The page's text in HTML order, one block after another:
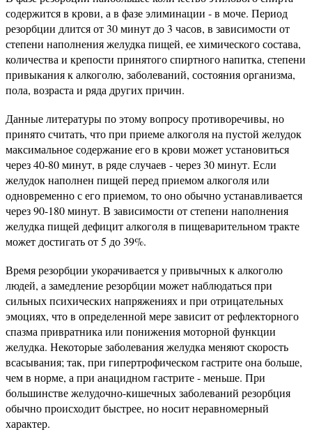
содержится в крови, а в фазе элиминации - в моче. Период
резорбции длится от 30 минут до 3 часов, в зависимости от
степени наполнения желудка пищей, ее химического состава,
количества и крепости принятого спиртного напитка, степени
привыкания к алкоголю, заболеваний, состояния организма,
пола, возраста и ряда других причин.
Данные литературы по этому вопросу противоречивы, но
принято считать, что при приеме алкоголя на пустой желудок
максимальное содержание его в крови может установиться
через 40-80 минут, в ряде случаев - через 30 минут. Если
желудок наполнен пищей перед приемом алкоголя или
одновременно с его приемом, то оно обычно устанавливается
через 90-180 минут. В зависимости от степени наполнения
желудка пищей дефицит алкоголя в пищеварительном тракте
может достигать от 5 до 39%.
Время резорбции укорачивается у привычных к алкоголю
людей, а замедление резорбции может наблюдаться при
сильных психических напряжениях и при отрицательных
эмоциях, что в определенной мере зависит от рефлекторного
спазма привратника или понижения моторной функции
желудка. Некоторые заболевания желудка меняют скорость
всасывания; так, при гипертрофическом гастрите она больше,
чем в норме, а при анацидном гастрите - меньше. При
большинстве желудочно-кишечных заболеваний резорбция
обычно происходит быстрее, но носит неравномерный
характер.